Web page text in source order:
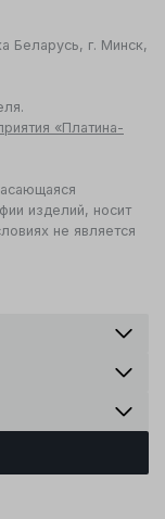
Беларусь, г. Минск,
«Платина-
изделий, носит
не является